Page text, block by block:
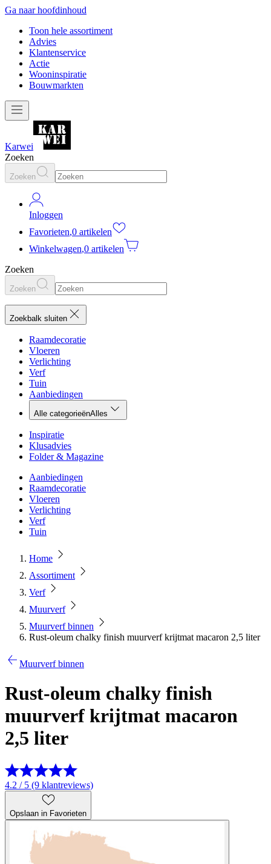
Ga naar hoofdinhoud
Toon hele assortiment
Advies
Klantenservice
Actie
Wooninspiratie
Bouwmarkten
Karwei
Zoeken
Zoeken
Inloggen
Favorieten,0 artikelen
Winkelwagen,0 artikelen
Zoeken
Zoeken
Zoekbalk sluiten
Raamdecoratie
Vloeren
Verlichting
Verf
Tuin
Aanbiedingen
Alle categorieënAlles
Inspiratie
Klusadvies
Folder & Magazine
Aanbiedingen
Raamdecoratie
Vloeren
Verlichting
Verf
Tuin
Home
Assortiment
Verf
Muurverf
Muurverf binnen
Rust-oleum chalky finish muurverf krijtmat macaron 2,5 liter
Muurverf binnen
Rust-oleum chalky finish
muurverf krijtmat macaron
2,5 liter
4.2 / 5 (9 klantreviews)
Opslaan in Favorieten